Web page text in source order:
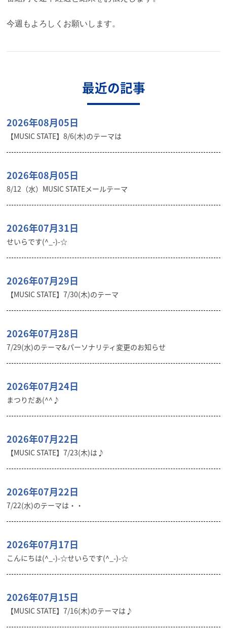
今週もよろしくお願いします。
最近の記事
2026年08月05日
【MUSIC STATE】8/6(木)のテーマは
2026年08月05日
8/12（水）MUSIC STATEメールテーマ
2026年07月31日
せいらです(^_-)-☆
2026年07月29日
【MUSIC STATE】7/30(木)のテーマ
2026年07月28日
7/29(水)のテーマ&パーソナリティ変更のお知らせ
2026年07月24日
まつりだあ(^^♪
2026年07月22日
【MUSIC STATE】7/23(木)は♪
2026年07月22日
7/22(水)のテーマは・・
2026年07月17日
こんにちは(^_-)-☆せいらです(^_-)-☆
2026年07月15日
【MUSIC STATE】7/16(木)のテーマは♪